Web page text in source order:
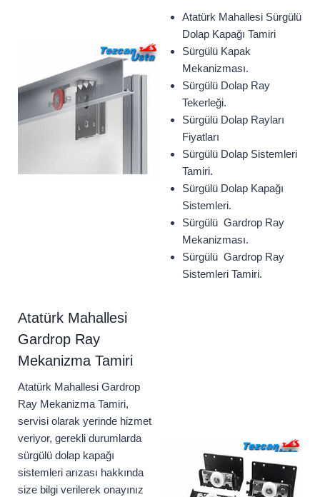
Atatürk Mahallesi Sürgülü
Dolap Kapağı Tamiri
Sürgülü Kapak
Mekanizması.
Sürgülü Dolap Ray
Tekerleği.
Sürgülü Dolap Rayları
Fiyatları
Sürgülü Dolap Sistemleri
Tamiri.
Sürgülü Dolap Kapağı
Sistemleri.
Sürgülü Gardrop Ray
Mekanizması.
Sürgülü Gardrop Ray
Sistemleri Tamiri.
Atatürk Mahallesi
Gardrop Ray
Mekanizma Tamiri
Atatürk Mahallesi Gardrop
Ray Mekanizma Tamiri,
servisi olarak yerinde hizmet
veriyor, gerekli durumlarda
sürgülü dolap kapağı
sistemleri arızası hakkında
size bilgi verilerek onayınız